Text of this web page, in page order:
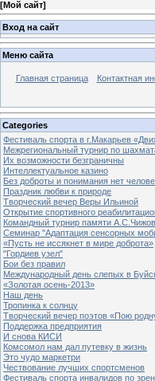
[Мой сайт]
Вход на сайт
Меню сайта
Главная страница Контактная
Categories
Фестиваль спорта в г.Макарьев
Межрегиональный турнир по
Их возможности безграничны
Интеллектуальное казино
Без доброты и понимания нет
Праздник любви к природе
Творческий вечер Веры Ильиной
Открытие спортивного
Командный турнир памяти
Семинар "Адаптация сенсорных
«Пусть не иссякнет в мире доброта»
"Гордиев узел"
Бои без правил
Международный день слепых в
«Золотая осень-2013»
Наш день
Тропинка к солнцу
Творческий вечер поэтов «Пою
Поддержка предприятия
И снова КИСИ
Комсомол нам дал путевку в жизнь
Это чудо маркетри
Чествование лучших спортсменов
Фестиваль спорта инвалидов по